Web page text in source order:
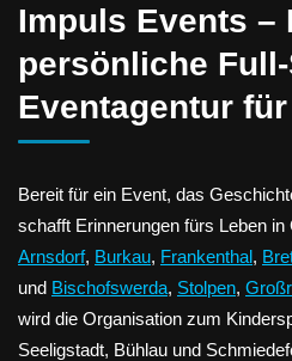
Impuls Events –
persönliche
Eventagentur
Bereit für ein Event, das
schafft Erinnerungen fürs Leben in
Arnsdorf, Burkau, Frankenthal,
und Bischofswerda, Stolpen,
wird die Organisation zum
Seeligstadt, Bühlau und